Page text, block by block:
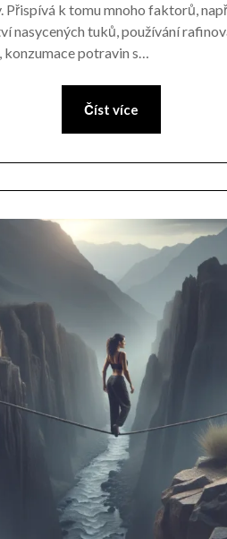
Přispívá k tomu mnoho faktorů,
nasycených tuků, používání
konzumace potravin s…
Číst více